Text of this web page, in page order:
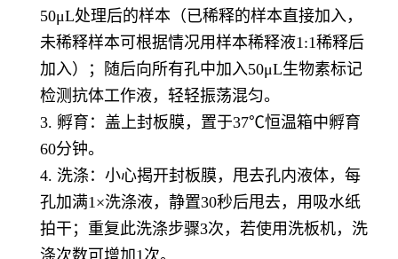
50μL处理后的样本（已稀释的样本直接加入，
未稀释样本可根据情况用样本稀释液1:1稀释后
加入）；随后向所有孔中加入50μL生物素标记
检测抗体工作液，轻轻振荡混匀。
3. 孵育：盖上封板膜，置于37℃恒温箱中孵育
60分钟。
4. 洗涤：小心揭开封板膜，甩去孔内液体，每
孔加满1×洗涤液，静置30秒后甩去，用吸水纸
拍干；重复此洗涤步骤3次，若使用洗板机，洗
涤次数可增加1次。